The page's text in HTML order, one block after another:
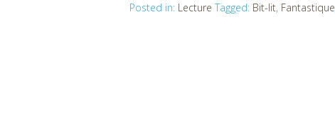
Posted in: Lecture Tagged: Bit-lit, Fantastique